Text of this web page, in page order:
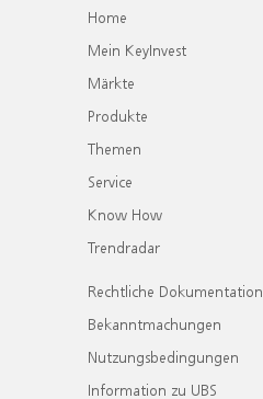
Home
Mein KeyInvest
Märkte
Produkte
Themen
Service
Know How
Trendradar
Rechtliche Dokumentation
Bekanntmachungen
Nutzungsbedingungen
Information zu UBS